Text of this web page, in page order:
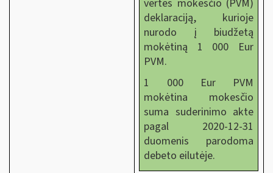
vertės mokesčio (PVM)
deklaraciją, kurioje
nurodo į biudžetą
mokėtiną 1 000 Eur
PVM.
1 000 Eur PVM
mokėtina mokesčio
suma suderinimo akte
pagal 2020-12-31
duomenis parodoma
debeto eilutėje.